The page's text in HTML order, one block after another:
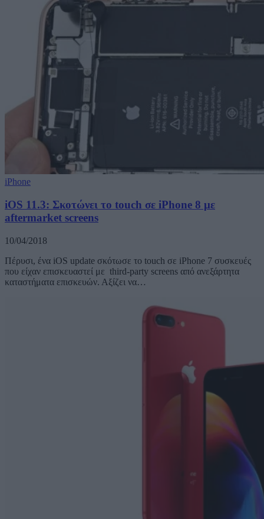
iPhone
iOS 11.3: Σκοτώνει το touch σε iPhone 8 με
aftermarket screens
10/04/2018
Πέρυσι, ένα iOS update σκότωσε το touch σε iPhone 7 συσκευές
που είχαν επισκευαστεί με third-party screens από ανεξάρτητα
καταστήματα επισκευών. Αξίζει να…